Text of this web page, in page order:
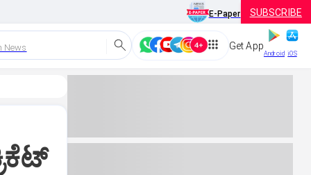
E-Paper SUBSCRIBE
News Get App
Android iOS